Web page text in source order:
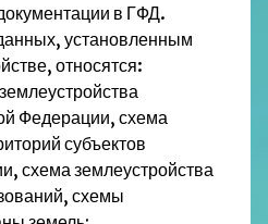
в ГФД.
установленным
относятся:
Федерации, схема
субъектов
схема землеустройства
схемы